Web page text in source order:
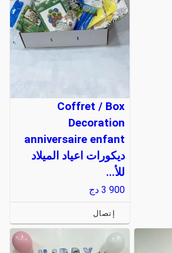
Coffret / Box
Decoration
anniversaire enfant
ديكورات اعياد الميلاد
للأ...
3 900 دج
إتصال